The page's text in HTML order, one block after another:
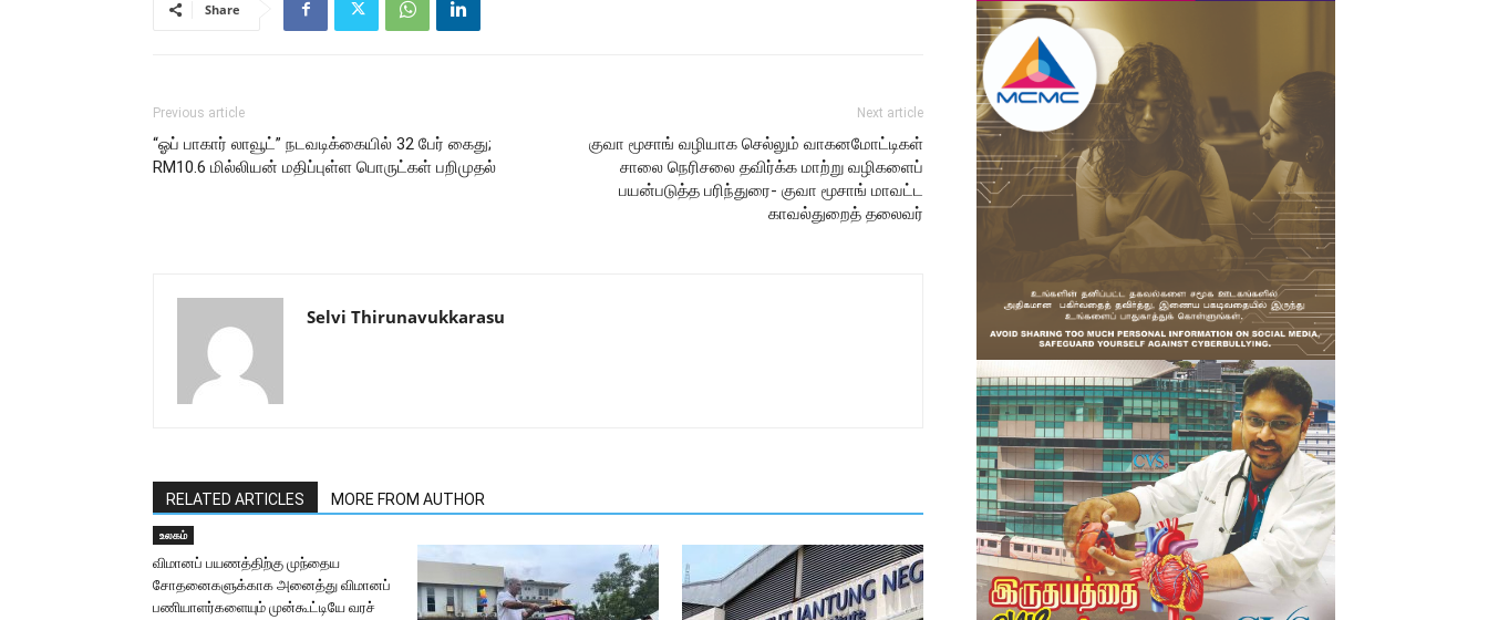
Share
Previous article
“ஓப் பாகார் லாவூட்” நடவடிக்கையில் 32 பேர் கைது;
RM10.6 மில்லியன் மதிப்புள்ள பொருட்கள் பறிமுதல்
Next article
குவா மூசாங் வழியாக செல்லும் வாகனமோட்டிகள்
சாலை நெரிசலை தவிர்க்க மாற்று வழிகளைப்
பயன்படுத்த பரிந்துரை- குவா மூசாங் மாவட்ட
காவல்துறைத் தலைவர்
Selvi Thirunavukkarasu
RELATED ARTICLES MORE FROM AUTHOR
உலகம்
விமானப் பயணத்திற்கு முந்தைய
சோதனைகளுக்காக அனைத்து விமானப்
பணியாளர்களையும் முன்கூட்டியே வரச்